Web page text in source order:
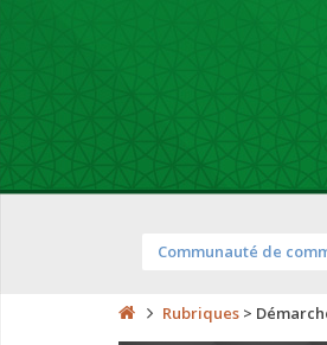
Communauté de
Rubriques>